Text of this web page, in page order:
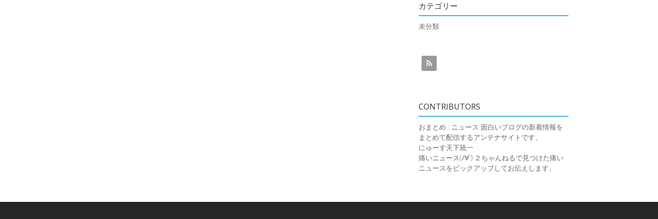
カテゴリー
未分類
CONTRIBUTORS
おまとめ : ニュース 面白いブログの新着情報を
まとめて配信するアンテナサイトです。
にゅーす天下統一
痛いニュース(ﾉ∀`) ２ちゃんねるで見つけた痛い
ニュースをピックアップしてお伝えします。